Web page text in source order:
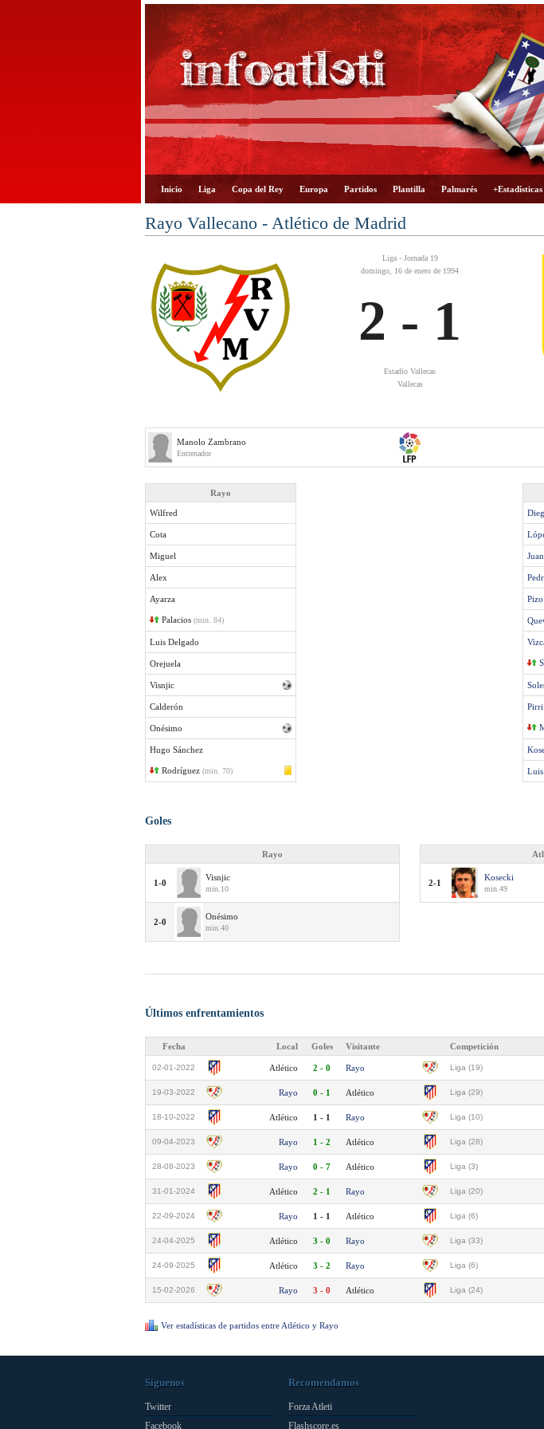
Inicio Liga Copa del Rey Europa Partidos Plantilla Palmarés +Estadísticas
Rayo Vallecano - Atlético de Madrid
Liga - Jornada 19
domingo, 16 de enero de 1994
2 - 1
Estadio Vallecas
Vallecas
Manolo Zambrano
Entrenador
Rayo
Wilfred
Cota
Miguel
Alex
Ayarza
Palacios (min. 84)
Luis Delgado
Orejuela
Visnjic
Calderón
Onésimo
Hugo Sánchez
Rodríguez (min. 70)
Pirri
Goles
Rayo
1-0
Visnjic
min.10
2-0
Onésimo
min.40
2-1
Kosecki
min.49
Últimos enfrentamientos
Fecha Local Goles Visitante Competición
02-01-2022 Atlético 2 - 0 Rayo Liga (19)
19-03-2022 Rayo 0 - 1 Atlético Liga (29)
18-10-2022 Atlético 1 - 1 Rayo Liga (10)
09-04-2023 Rayo 1 - 2 Atlético Liga (28)
28-08-2023 Rayo 0 - 7 Atlético Liga (3)
31-01-2024 Atlético 2 - 1 Rayo Liga (20)
22-09-2024 Rayo 1 - 1 Atlético Liga (6)
24-04-2025 Atlético 3 - 0 Rayo Liga (33)
24-09-2025 Atlético 3 - 2 Rayo Liga (6)
15-02-2026 Rayo 3 - 0 Atlético Liga (24)
Ver estadísticas de partidos entre Atlético y Rayo
Síguenos
Twitter
Facebook
Recomendamos
Forza Atleti
Flashscore.es